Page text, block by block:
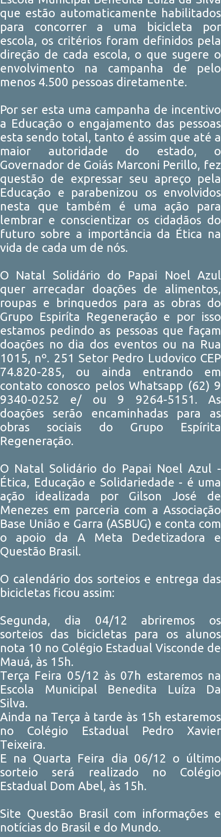
que estão automaticamente habilitados
para concorrer a uma bicicleta por
escola, os critérios foram definidos pela
direção de cada escola, o que sugere o
envolvimento na campanha de pelo
menos 4.500 pessoas diretamente.
Por ser esta uma campanha de incentivo
a Educação o engajamento das pessoas
esta sendo total, tanto é assim que até a
maior autoridade do estado, o
Governador de Goiás Marconi Perillo, fez
questão de expressar seu apreço pela
Educação e parabenizou os envolvidos
nesta que também é uma ação para
lembrar e conscientizar os cidadãos do
futuro sobre a importância da Ética na
vida de cada um de nós.
O Natal Solidário do Papai Noel Azul
quer arrecadar doações de alimentos,
roupas e brinquedos para as obras do
Grupo Espiríta Regeneração e por isso
estamos pedindo as pessoas que façam
doações no dia dos eventos ou na Rua
1015, nº. 251 Setor Pedro Ludovico CEP
74.820-285, ou ainda entrando em
contato conosco pelos Whatsapp (62) 9
9340-0252 e/ ou 9 9264-5151. As
doações serão encaminhadas para as
obras sociais do Grupo Espírita
Regeneração.
O Natal Solidário do Papai Noel Azul -
Ética, Educação e Solidariedade - é uma
ação idealizada por Gilson José de
Menezes em parceria com a Associação
Base União e Garra (ASBUG) e conta com
o apoio da A Meta Dedetizadora e
Questão Brasil.
O calendário dos sorteios e entrega das
bicicletas ficou assim:
Segunda, dia 04/12 abriremos os
sorteios das bicicletas para os alunos
nota 10 no Colégio Estadual Visconde de
Mauá, às 15h.
Terça Feira 05/12 às 07h estaremos na
Escola Municipal Benedita Luíza Da
Silva.
Ainda na Terça à tarde às 15h estaremos
no Colégio Estadual Pedro Xavier
Teixeira.
E na Quarta Feira dia 06/12 o último
sorteio será realizado no Colégio
Estadual Dom Abel, às 15h.
Site Questão Brasil com informações e
notícias do Brasil e do Mundo.